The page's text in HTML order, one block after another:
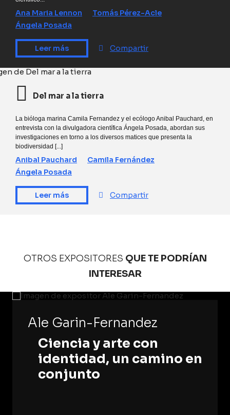
Ana Maria Lennon
Tomás Pérez-Acle
Ángela Posada
Leer más Compartir
Del mar a la tierra
La bióloga marina Camila Fernandez y el ecólogo Anibal Pauchard, en
entrevista con la divulgadora científica Ángela Posada, abordan sus
investigaciones en torno a los diversos matices que presenta la
biodiversidad [...]
Anibal Pauchard
Camila Fernández
Ángela Posada
Leer más Compartir
OTROS EXPOSITORES QUE TE PODRÍAN
INTERESAR
Ale Garin-Fernandez
Ciencia y arte con
identidad, un camino en
conjunto